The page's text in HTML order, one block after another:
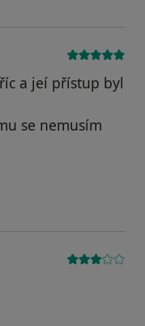
a jeí přístup byl
se nemusím